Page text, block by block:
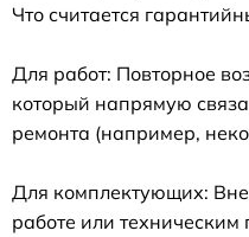
Что считается
Для работ: Повторное
который напрямую
ремонта (например,
Для комплектующих:
работе или